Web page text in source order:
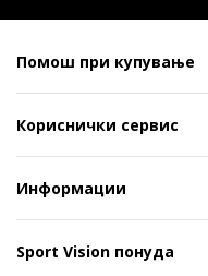
Помош при купување
Кориснички сервис
Информации
Sport Vision понуда